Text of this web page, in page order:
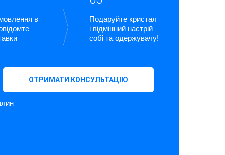
в
Подаруйте кристал
і відмінний настрій
собі та одержувачу!
ОТРИМАТИ КОНСУЛЬТАЦІЮ